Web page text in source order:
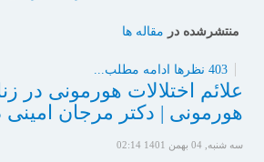
منتشرشده در مقاله ها
403 نظرها ادامه مطلب...
علائم اختلالات هورمونی در
هورمونی | دکتر مرجان امینی
سه شنبه, 04 بهمن 1401 02:14